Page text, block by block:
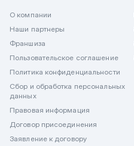
О компании
Наши партнеры
Франшиза
Пользовательское соглашение
Политика конфиденциальности
Сбор и обработка персональных
данных
Правовая информация
Договор присоединения
Заявление к договору